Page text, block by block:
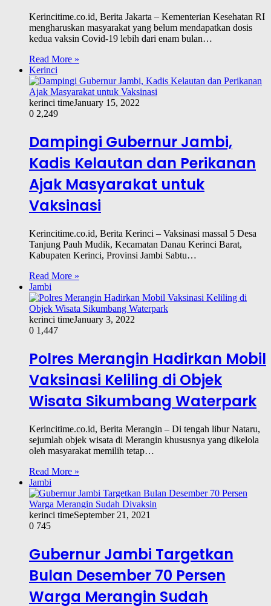
Kerincitime.co.id, Berita Jakarta – Kementerian Kesehatan RI
mengharuskan masyarakat yang belum mendapatkan dosis
kedua vaksin Covid-19 lebih dari enam bulan…
Read More »
Kerinci
kerinci timeJanuary 15, 2022
0 2,249
Dampingi Gubernur Jambi,
Kadis Kelautan dan Perikanan
Ajak Masyarakat untuk
Vaksinasi
Kerincitime.co.id, Berita Kerinci – Vaksinasi massal 5 Desa
Tanjung Pauh Mudik, Kecamatan Danau Kerinci Barat,
Kabupaten Kerinci, Provinsi Jambi Sabtu…
Read More »
Jambi
kerinci timeJanuary 3, 2022
0 1,447
Polres Merangin Hadirkan Mobil
Vaksinasi Keliling di Objek
Wisata Sikumbang Waterpark
Kerincitime.co.id, Berita Merangin – Di tengah libur Nataru,
sejumlah objek wisata di Merangin khususnya yang dikelola
oleh masyarakat memilih tetap…
Read More »
Jambi
kerinci timeSeptember 21, 2021
0 745
Gubernur Jambi Targetkan
Bulan Desember 70 Persen
Warga Merangin Sudah